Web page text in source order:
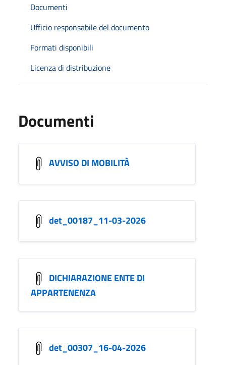
Documenti
Ufficio responsabile del documento
Formati disponibili
Licenza di distribuzione
Documenti
AVVISO DI MOBILITÀ
det_00187_11-03-2026
DICHIARAZIONE ENTE DI
APPARTENENZA
det_00307_16-04-2026